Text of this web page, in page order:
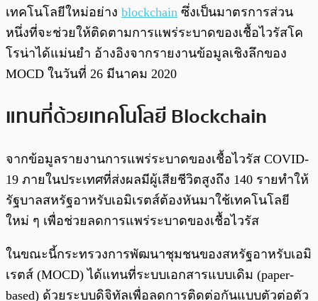
เทคโนโลยีใหม่อย่าง blockchain ซึ่งเป็นมาตรการส่วน
หนึ่งที่จะช่วยให้ติดตามการแพร่ระบาดของเชื้อไวรัสโค
โรน่าได้แม่นยำ อ้างอิงจากรายงานข้อมูลเชิงลึกของ
MOCD ในวันที่ 26 มีนาคม 2020
แทนที่ด้วยเทคโนโลยี Blockchain
จากข้อมูลรายงานการแพร่ระบาดของเชื้อไวรัส COVID-
19 ภายในประเทศที่ส่งผลมีผู้เสียชีวิตสูงถึง 140 รายทำให้
รัฐบาลสหรัฐอาหรับเอมิเรตส์ต้องหันมาใช้เทคโนโลยี
ใหม่ ๆ เพื่อช่วยลดการแพร่ระบาดของเชื้อไวรัส
ในขณะนี้กระทรวงการพัฒนาชุมชนของสหรัฐอาหรับเอมิ
เรตส์ (MOCD) ได้แทนที่ระบบเอกสารแบบเดิม (paper-
based) ด้วยระบบดิจิทัลเพื่อลดการติดต่อกันแบบตัวต่อตัว